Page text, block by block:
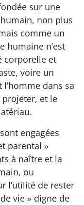
sur une
non plus
comme un
humaine n’est
corporelle et
voire un
dans sa
projeter, et le
engagées
parental »
à naître et la
ou
l’utilité de rester
vie » digne de